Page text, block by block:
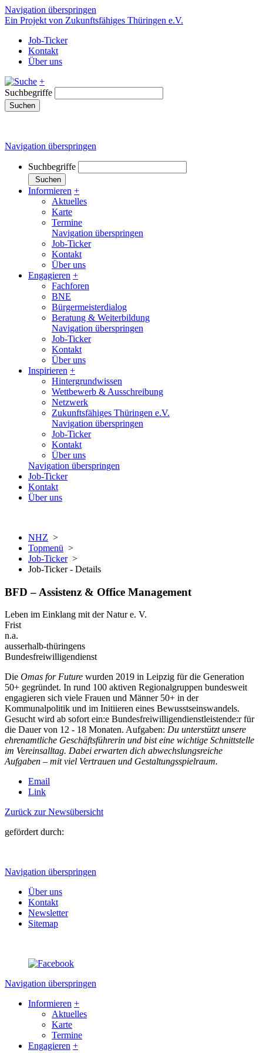
Navigation überspringen
Ein Projekt von Zukunftsfähiges Thüringen e.V.
Job-Ticker
Kontakt
Über uns
+
Suchbegriffe
Suchen
Navigation überspringen
Suchbegriffe
Suchen
Informieren +
Aktuelles
Karte
Termine
Navigation überspringen
Job-Ticker
Kontakt
Über uns
Engagieren +
Fachforen
BNE
Bürgermeisterdialog
Beratung & Weiterbildung
Navigation überspringen
Job-Ticker
Kontakt
Über uns
Inspirieren +
Hintergrundwissen
Wettbewerb & Ausschreibung
Netzwerk
Zukunftsfähiges Thüringen e.V.
Navigation überspringen
Job-Ticker
Kontakt
Über uns
Navigation überspringen
Job-Ticker
Kontakt
Über uns
NHZ >
Topmenü >
Job-Ticker>
Job-Ticker - Details
BFD – Assistenz & Office Management
Leben im Einklang mit der Natur e. V.
Frist
n.a.
ausserhalb-thüringens
Bundesfreiwilligendienst
Die Omas for Future wurden 2019 in Leipzig für die Generation
50+ gegründet. In rund 100 aktiven Regionalgruppen bundesweit
engagieren sich viele Frauen und Männer 50+ in der
Kommunalpolitik und im Initiieren eines Bewusstseinswandels.
Gesucht wird ab sofort ein:e Bundesfreiwilligendienstleistende:r für
die Dauer von 12 - 18 Monaten. Aufgaben: Du unterstützt unsere
ehrenamtliche Geschäftsführerin und bist eine wichtige Schnittstelle
im Vereinsalltag. Dabei erwarten dich abwechslungsreiche
Aufgaben – mit viel Vertrauen und Gestaltungsspielraum.
Email
Link
Zurück zur Newsübersicht
gefördert durch:
Navigation überspringen
Über uns
Kontakt
Newsletter
Sitemap
Navigation überspringen
Informieren +
Aktuelles
Karte
Termine
Engagieren +